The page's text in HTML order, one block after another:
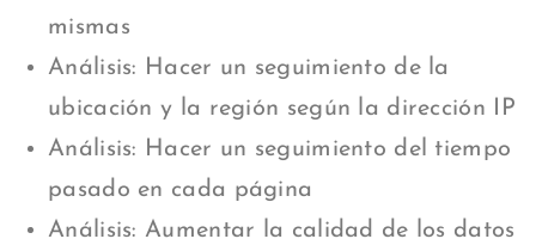
mismas
Análisis: Hacer un seguimiento de la
ubicación y la región según la dirección IP
Análisis: Hacer un seguimiento del tiempo
pasado en cada página
Análisis: Aumentar la calidad de los datos